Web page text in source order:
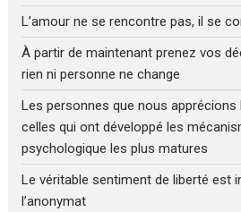
L’amour ne se rencontre pas, il se
À partir de maintenant prenez vos
rien ni personne ne change
Les personnes que nous
celles qui ont développé les
psychologique les plus matures
Le véritable sentiment de liberté est
l’anonymat